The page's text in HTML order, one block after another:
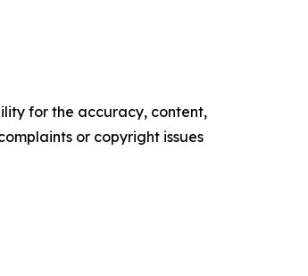
for the accuracy, content,
or copyright issues